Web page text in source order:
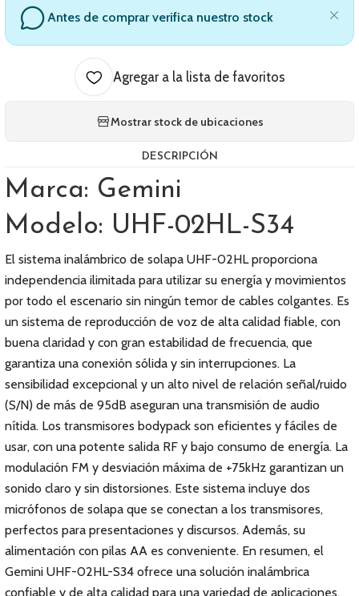
Antes de comprar verifica nuestro stock
Agregar a la lista de favoritos
Mostrar stock de ubicaciones
DESCRIPCIÓN
Marca: Gemini
Modelo: UHF-02HL-S34
El sistema inalámbrico de solapa UHF-02HL proporciona
independencia ilimitada para utilizar su energía y movimientos
por todo el escenario sin ningún temor de cables colgantes. Es
un sistema de reproducción de voz de alta calidad fiable, con
buena claridad y con gran estabilidad de frecuencia, que
garantiza una conexión sólida y sin interrupciones. La
sensibilidad excepcional y un alto nivel de relación señal/ruido
(S/N) de más de 95dB aseguran una transmisión de audio
nítida. Los transmisores bodypack son eficientes y fáciles de
usar, con una potente salida RF y bajo consumo de energía. La
modulación FM y desviación máxima de +75kHz garantizan un
sonido claro y sin distorsiones. Este sistema incluye dos
micrófonos de solapa que se conectan a los transmisores,
perfectos para presentaciones y discursos. Además, su
alimentación con pilas AA es conveniente. En resumen, el
Gemini UHF-02HL-S34 ofrece una solución inalámbrica
confiable y de alta calidad para una variedad de aplicaciones,